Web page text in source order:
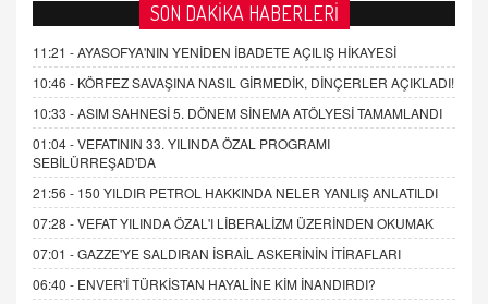
SON DAKİKA HABERLERİ
11:21 -AYASOFYA'NIN YENİDEN İBADETE AÇILIŞ HİKAYESİ
10:46 - KÖRFEZ SAVAŞINA NASIL GİRMEDİK, DİNÇERLER AÇIKLADI!
10:33 -ASIM SAHNESİ 5. DÖNEM SİNEMA ATÖLYESİ TAMAMLANDI
01:04 -VEFATININ 33. YILINDA ÖZAL PROGRAMI
SEBİLÜRREŞAD'DA
21:56 - 150 YILDIR PETROL HAKKINDA NELER YANLIŞ ANLATILDI
07:28 -VEFAT YILINDA ÖZAL'I LİBERALİZM ÜZERİNDEN OKUMAK
07:01 -GAZZE'YE SALDIRAN İSRAİL ASKERİNİN İTİRAFLARI
06:40 - ENVER'İ TÜRKİSTAN HAYALİNE KİM İNANDIRDI?